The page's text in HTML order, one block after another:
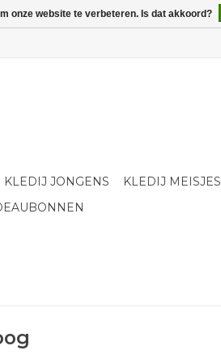
KLEDIJ JONGENS KLEDIJ MEISJES
onze website te verbeteren. Is dat akkoord?